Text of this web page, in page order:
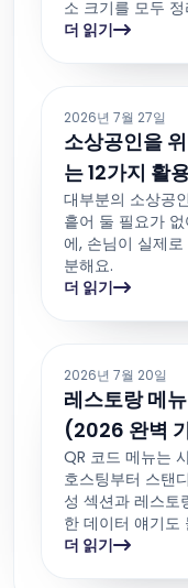
소 크기를 모두
더 읽기
2026년 7월 27일
소상공인을
는 12가지 활
대부분의 소상공
흩어 둘 필요가
에, 손님이 실제
분해요.
더 읽기
2026년 7월 20일
레스토랑 메
(2026 완벽
QR 코드 메뉴는
호스팅부터 스탠
성 섹션과 레스토
한 데이터 얘기도
더 읽기